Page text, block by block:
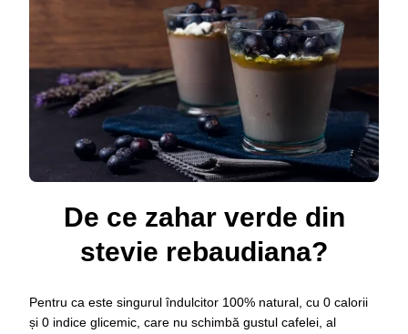
VERDE
DIN
STEVIE
REBAUDIANA!
De ce zahar verde din
stevie rebaudiana?
Pentru ca este singurul îndulcitor 100% natural, cu 0 calorii
și 0 indice glicemic, care nu schimbă gustul cafelei, al